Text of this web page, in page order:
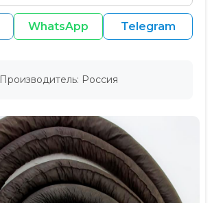
WhatsApp Telegram
Производитель: Россия